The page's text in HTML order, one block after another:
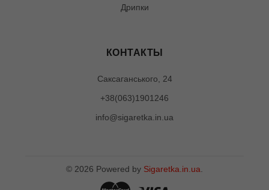
Дрипки
КОНТАКТЫ
Саксаганського, 24
+38(063)1901246
info@sigaretka.in.ua
© 2026 Powered by Sigaretka.in.ua